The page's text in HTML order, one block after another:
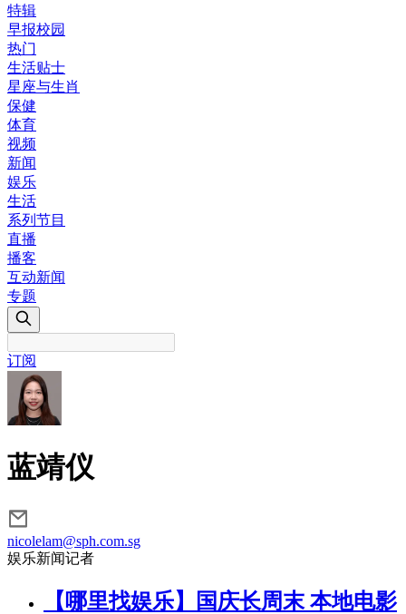
特辑
早报校园
热门
生活贴士
星座与生肖
保健
体育
视频
新闻
娱乐
生活
系列节目
直播
播客
互动新闻
专题
订阅
蓝靖仪
nicolelam@sph.com.sg
娱乐新闻记者
【哪里找娱乐】国庆长周末 本地电影